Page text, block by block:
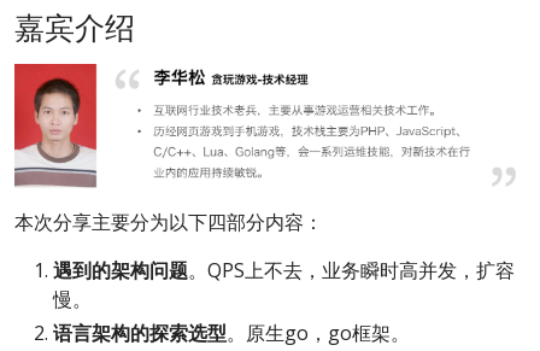
嘉宾介绍
本次分享主要分为以下四部分内容：
遇到的架构问题。QPS上不去，业务瞬时高并发，扩容
慢。
语言架构的探索选型。原生go，go框架。